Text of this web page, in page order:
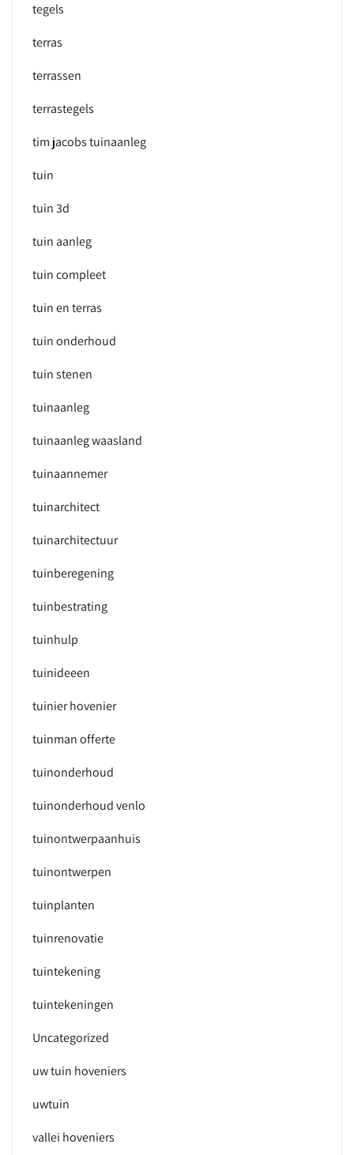
tegels
terras
terrassen
terrastegels
tim jacobs tuinaanleg
tuin
tuin 3d
tuin aanleg
tuin compleet
tuin en terras
tuin onderhoud
tuin stenen
tuinaanleg
tuinaanleg waasland
tuinaannemer
tuinarchitect
tuinarchitectuur
tuinberegening
tuinbestrating
tuinhulp
tuinideeen
tuinier hovenier
tuinman offerte
tuinonderhoud
tuinonderhoud venlo
tuinontwerpaanhuis
tuinontwerpen
tuinplanten
tuinrenovatie
tuintekening
tuintekeningen
Uncategorized
uw tuin hoveniers
uwtuin
vallei hoveniers